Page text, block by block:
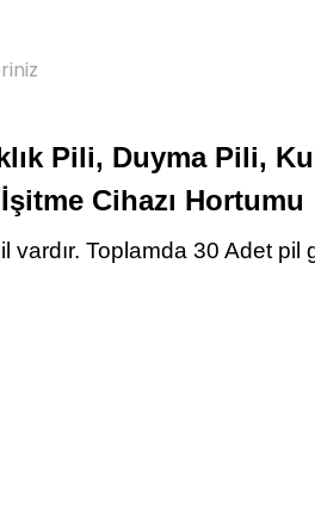
Pili, Duyma Pili,
Cihazı Hortumu
Toplamda 30 Adet